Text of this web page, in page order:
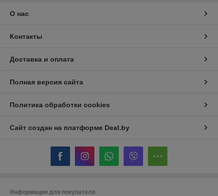
О нас
Контакты
Доставка и оплата
Полная версия сайта
Политика обработки cookies
Сайт создан на платформе Deal.by
Информация для покупателя